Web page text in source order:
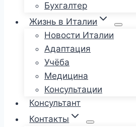
Бухгалтер
Жизнь в Италии
Новости Италии
Адаптация
Учёба
Медицина
Консультации
Консультант
Контакты